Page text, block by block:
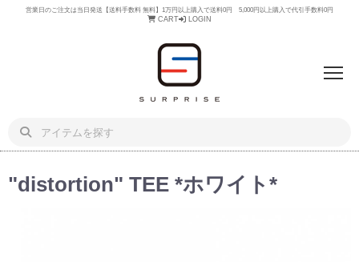
営業日のご注文は当日発送【送料手数料 無料】1万円以上購入で送料0円 5,000円以上購入で代引手数料0円
CART LOGIN
"distortion" TEE *ホワイト*